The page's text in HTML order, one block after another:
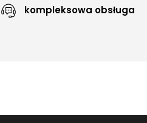
kompleksowa obsługa